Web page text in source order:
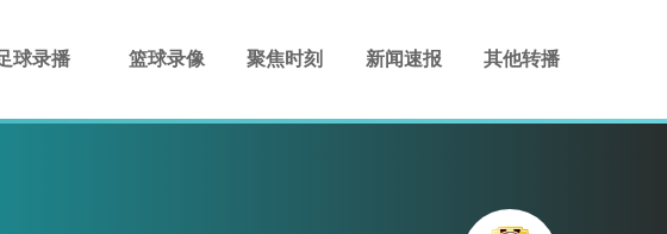
球录播 篮球录像 聚焦时刻 新闻速报 其他转播